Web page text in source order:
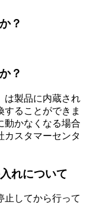
？
？
は製品に内蔵され
ることができま
動かなくなる場合
カスタマーセンタ
れについて
してから行って